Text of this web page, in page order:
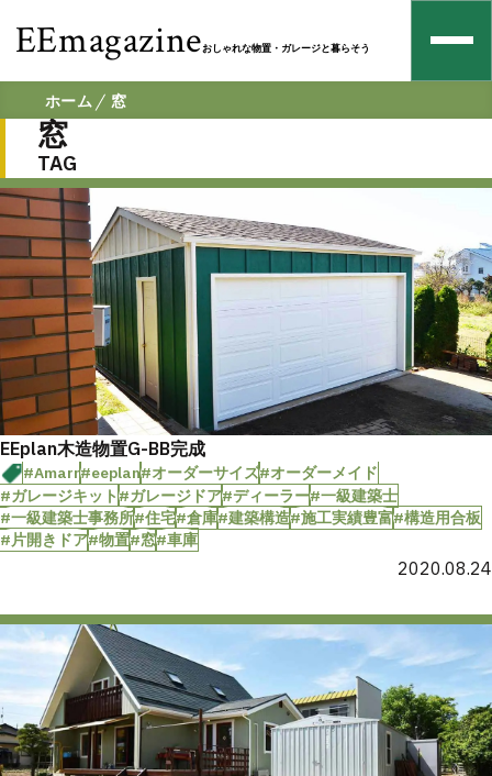
EEmagazineおしゃれな物置・ガレージと暮らそう
ホーム 窓
窓
TAG
EEplan木造物置G-BB完成
#Amarr#eeplan#オーダーサイズ#オーダーメイド
#ガレージキット#ガレージドア#ディーラー#一級建築士
#一級建築士事務所#住宅#倉庫#建築構造#施工実績豊富#構造用合板
#片開きドア#物置#窓#車庫
2020.08.24